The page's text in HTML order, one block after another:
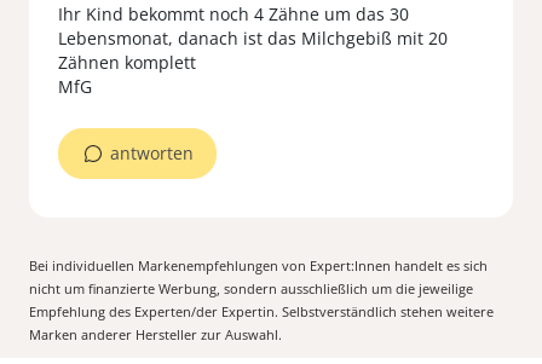
Ihr Kind bekommt noch 4 Zähne um das 30
Lebensmonat, danach ist das Milchgebiß mit 20
Zähnen komplett
MfG
antworten
Bei individuellen Markenempfehlungen von Expert:Innen handelt es sich
nicht um finanzierte Werbung, sondern ausschließlich um die jeweilige
Empfehlung des Experten/der Expertin. Selbstverständlich stehen weitere
Marken anderer Hersteller zur Auswahl.